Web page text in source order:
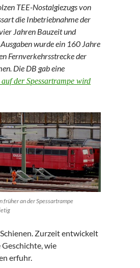
TEE-Nostalgiezugs von
die Inbetriebnahme der
Jahren Bauzeit und
wurde ein 160 Jahre
Fernverkehrsstrecke der
Die DB gab eine
der Spessartrampe wird
früher an der Spessartrampe
Zurzeit entwickelt
wie
erfuhr.